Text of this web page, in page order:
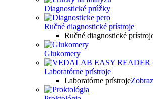
Diagnostické prúžky
Ručné diagnostické prístroje
Ručné diagnostické
Glukomery
Laboratórne prístroje
Laboratórne prístroje